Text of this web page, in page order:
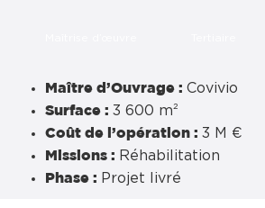
Maître d’Ouvrage : Covivio
Surface : 3 600 m²
Coût de l’opération : 3 M €
Missions : Réhabilitation
Phase : Projet livré